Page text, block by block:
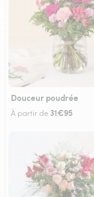
Douceur poudrée
À partir de 31€95